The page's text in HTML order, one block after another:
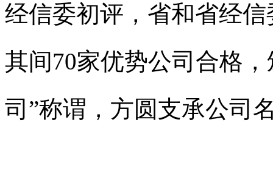
经信委初评，省和省经
其间70家优势公司合格
司”称谓，方圆支承公司